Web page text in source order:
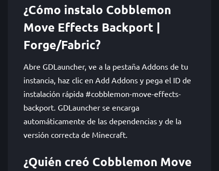
¿Cómo instalo Cobblemon
Move Effects Backport |
Forge/Fabric?
Abre GDLauncher, ve a la pestaña Addons de tu
instancia, haz clic en Add Addons y pega el ID de
instalación rápida #cobblemon-move-effects-
backport. GDLauncher se encarga
automáticamente de las dependencias y de la
versión correcta de Minecraft.
¿Quién creó Cobblemon Move